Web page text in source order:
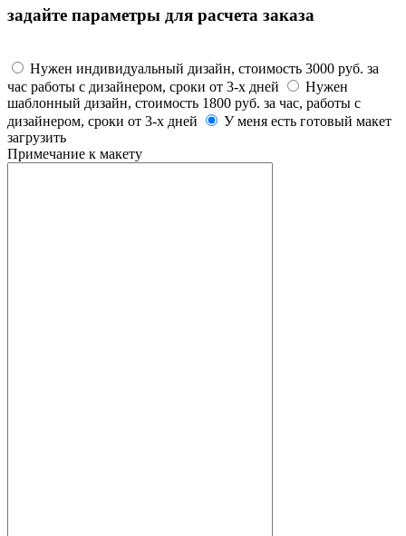
задайте параметры для расчета заказа
Нужен индивидуальный дизайн, стоимость 3000 руб. за
час работы с дизайнером, сроки от 3-х дней
Нужен
шаблонный дизайн, стоимость 1800 руб. за час, работы с
дизайнером, сроки от 3-х дней
У меня есть готовый макет
загрузить
Примечание к макету